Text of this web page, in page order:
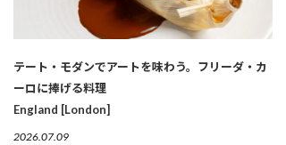
テート・モダンでアートを味わう。フリーダ・カ
ーロに捧げる料理
England [London]
2026.07.09